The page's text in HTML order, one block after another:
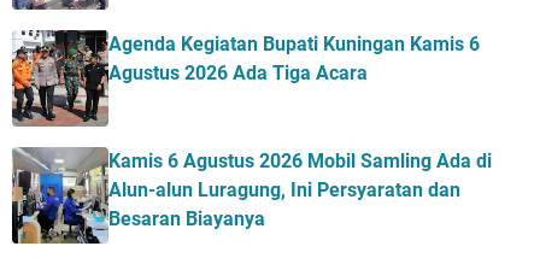
Agenda Kegiatan Bupati Kuningan Kamis 6
Agustus 2026 Ada Tiga Acara
Kamis 6 Agustus 2026 Mobil Samling Ada di
Alun-alun Luragung, Ini Persyaratan dan
Besaran Biayanya